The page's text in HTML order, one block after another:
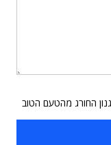
החורג מהטעם הטוב